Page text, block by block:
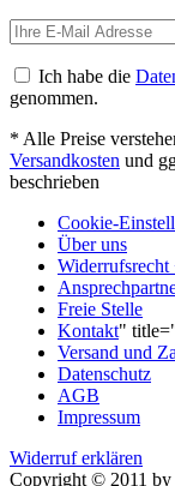
Ich habe die
genommen.
* Alle Preise
Versandkosten und
beschrieben
Cookie-
Über uns
Freie Stelle
Kontakt"
Versand und
Datenschutz
AGB
Impressum
Widerruf erklären
Copyright © 2011